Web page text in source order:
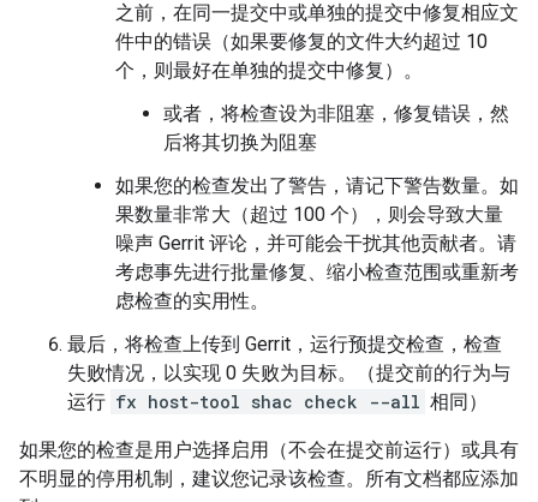
之前，在同一提交中或单独的提交中修复相应文
件中的错误（如果要修复的文件大约超过 10
个，则最好在单独的提交中修复）。
或者，将检查设为非阻塞，修复错误，然
后将其切换为阻塞
如果您的检查发出了警告，请记下警告数量。如
果数量非常大（超过 100 个），则会导致大量
噪声 Gerrit 评论，并可能会干扰其他贡献者。请
考虑事先进行批量修复、缩小检查范围或重新考
虑检查的实用性。
最后，将检查上传到 Gerrit，运行预提交检查，检查
失败情况，以实现 0 失败为目标。（提交前的行为与
运行 fx host-tool shac check --all 相同）
如果您的检查是用户选择启用（不会在提交前运行）或具有
不明显的停用机制，建议您记录该检查。所有文档都应添加